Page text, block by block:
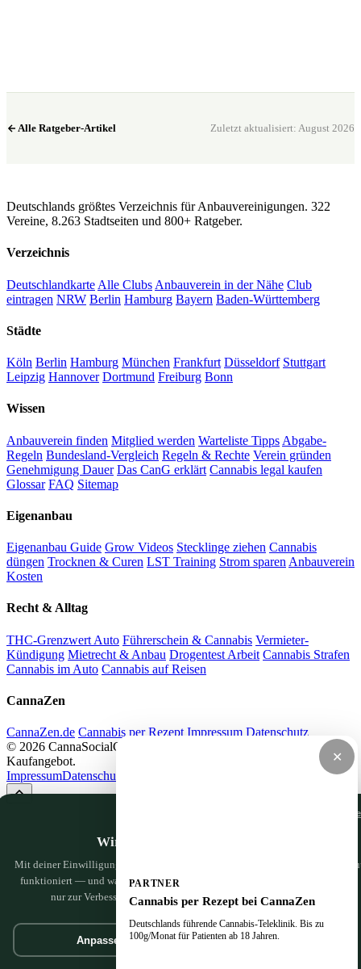
Nur notwendige
Wir haben da ein paar Cookies
Mit deiner Einwilligung nutzen wir Google Analytics, um zu sehen, was hier
funktioniert — und was wir noch besser machen können. Nichts Persönliches,
nur zur Verbesserung. Mehr dazu in derDatenschutzerklärung
Anpassen Geht klar
Alle Ratgeber-Artikel Zuletzt aktualisiert: August 2026
Deutschlands größtes Verzeichnis für Anbauvereinigungen. 322
Vereine, 8.263 Stadtseiten und 800+ Ratgeber.
Verzeichnis
Deutschlandkarte Alle Clubs Anbauverein in der Nähe Club
eintragen NRW Berlin Hamburg Bayern Baden-Württemberg
Städte
Köln Berlin Hamburg München Frankfurt Düsseldorf Stuttgart
Leipzig Hannover Dortmund Freiburg Bonn
Wissen
Anbauverein finden Mitglied werden Warteliste Tipps Abgabe-
Regeln Bundesland-Vergleich Regeln & Rechte Verein gründen
Genehmigung Dauer Das CanG erklärt Cannabis legal kaufen
Glossar FAQ Sitemap
Eigenanbau
Eigenanbau Guide Grow Videos Stecklinge ziehen Cannabis
düngen Trocknen & Curen LST Training Strom sparen Anbauverein
Kosten
Recht & Alltag
THC-Grenzwert Auto Führerschein & Cannabis Vermieter-
Kündigung Mietrecht & Anbau Drogentest Arbeit Cannabis Strafen
Cannabis im Auto Cannabis auf Reisen
CannaZen
CannaZen.de Cannabis per Rezept Impressum Datenschutz
© 2026 CannaSocialClub.de — Alle Angaben ohne Gewähr. Kein
Kaufangebot.
ImpressumDatenschutz
✕
PARTNER
Cannabis per Rezept bei CannaZen
Deutschlands führende Cannabis-Teleklinik. Bis zu
100g/Monat für Patienten ab 18 Jahren.